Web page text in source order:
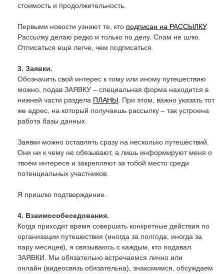
стоимость и продолжительность.
Первыми новости узнают те, кто подписан на РАССЫЛКУ.
Рассылку делаю редко и только по делу. Спам не шлю.
Отписаться ещё легче, чем подписаться.
3. Заявки.
Обозначить свой интерес к тому или иному путешествию
можно, подав ЗАЯВКУ – специальная форма находится в
нижней части раздела ПЛАНЫ. При этом, важно указать тот
же адрес, на который получаешь рассылку – так устроена
работа базы данных.
Заявки можно оставлять сразу на несколько путешествий.
Они ни к чему не обязывают, а лишь информируют меня о
твоём интересе и закрепляют за тобой место среди
потенциальных участников.
Я пришлю подтверждение.
4. Взаимособеседования.
Когда приходит время совершать конкретные действия по
организации путешествия (иногда за полгода, иногда за
пару месяцев), я связываюсь с каждым, кто подавал
ЗАЯВКИ. Мы обязательно встречаемся лично или
онлайн (видеосвязь обязательна), знакомимся, обсуждаем